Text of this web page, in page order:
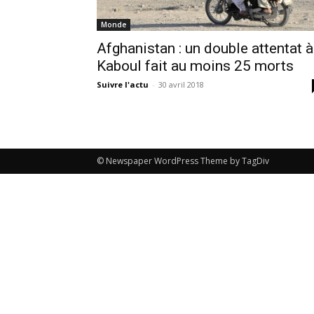
Monde
Afghanistan : un double attentat à
Kaboul fait au moins 25 morts
Suivre l'actu - 30 avril 2018
© Newspaper WordPress Theme by TagDiv